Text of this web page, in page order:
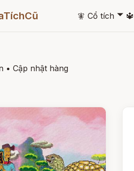
🧚 Cổ tích 🞃 🔱
• Cập nhật hàng